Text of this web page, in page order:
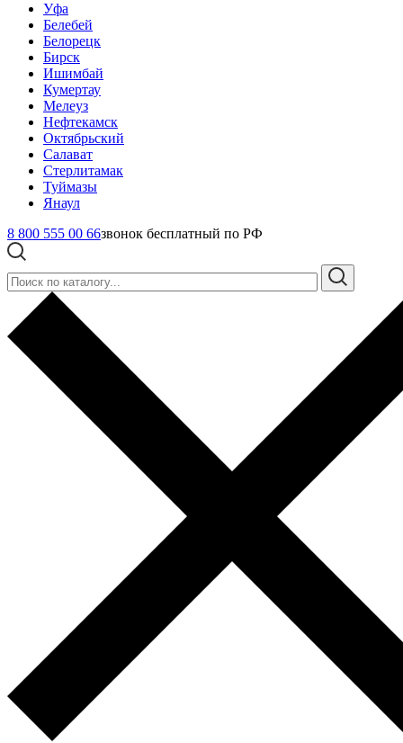
Уфа
Белебей
Белорецк
Бирск
Ишимбай
Кумертау
Мелеуз
Нефтекамск
Октябрьский
Салават
Стерлитамак
Туймазы
Янаул
8 800 555 00 66звонок бесплатный по РФ